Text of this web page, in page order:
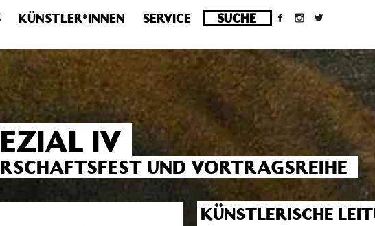
stattdessen get_permalink(). in
/homepages/10/d43051023/
KÜNSTLER*INNEN
SERVICE
IV
UND VORTRAGSREIHE
KÜNSTLERISCHE